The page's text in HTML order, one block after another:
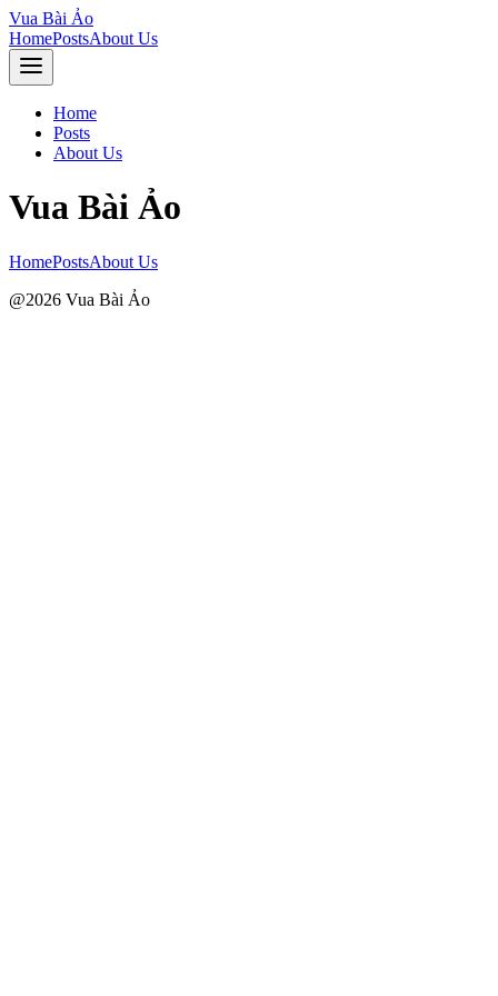
Vua Bài Ảo
HomePostsAbout Us
Home
Posts
About Us
Vua Bài Ảo
HomePostsAbout Us
@2026 Vua Bài Ảo